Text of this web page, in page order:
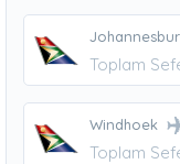
Toplam
Windhoek
Toplam